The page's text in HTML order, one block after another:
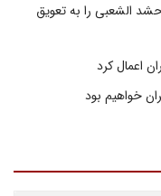
الشعبی را به تعویق
اعمال کرد
خواهیم بود